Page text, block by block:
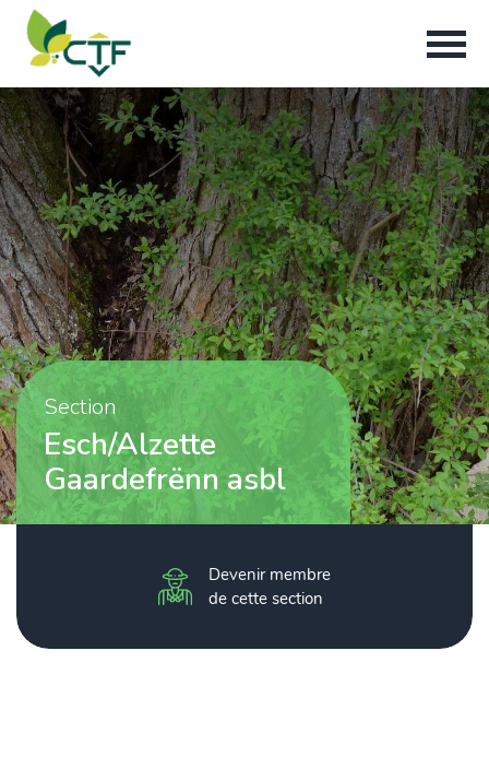
Section
Esch/Alzette
Gaardefrënn asbl
Devenir membre
de cette section